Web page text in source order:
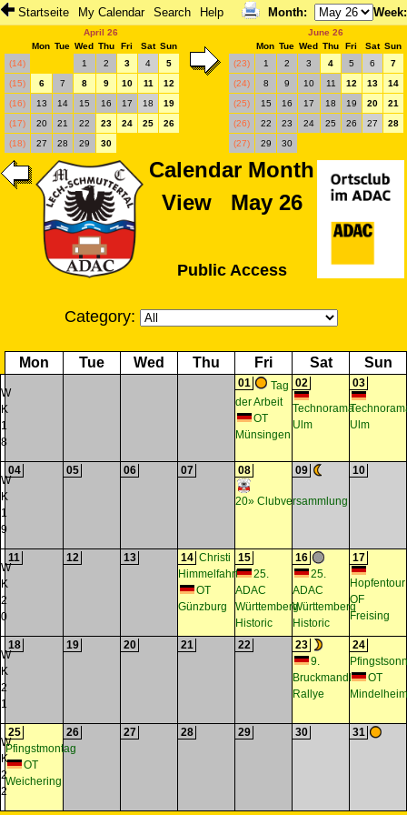
Startseite My Calendar Search Help Month: Week
April 26
Mon Tue Wed Thu Fri Sat Sun
(14)
1 2 3 4
5
(15)
6 7 8 9 10 11
12
(16)
13 14 15 16 17 18
19
(17)
20 21 22 23 24 25
26
(18)
27 28 29 30
June 26
Mon Tue Wed Thu Fri Sat Sun
(23)
1 2 3 4 5 6
7
(24)
8 9 10 11 12 13
14
(25)
15 16 17 18 19 20
21
(26)
22 23 24 25 26 27
28
(27)
29 30
Calendar Month
View May 26
Public Access
Category:
Mon Tue Wed Thu Fri Sat Sun
W
K
1
8
01
Tag
der Arbeit
OT
Münsingen
02
Technorama
Ulm
03
Ulm
W
K
1
9
04 05 06 07 08
20» Clubversammlung
09 10
W
K
2
0
11 12 13 14 Christi
Himmelfahrt
OT
Günzburg
15
25.
ADAC
Württemberg
Historic
16
25.
ADAC
Württemberg
Historic
17
Hopfentour
OF
Freising
W
K
2
1
18 19 20 21 22
23
9.
Bruckmandl
Rallye
24
OT
Mindelheim
W
K
2
2
25
Pfingstmontag
OT
Weichering
26 27 28 29 30 31